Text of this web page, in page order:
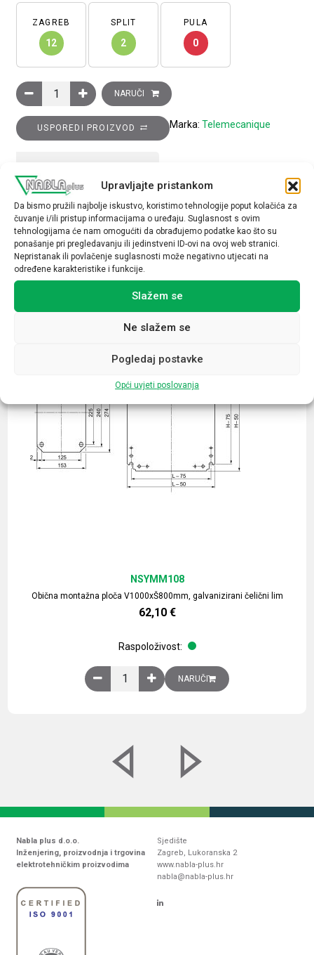
Upravljajte pristankom
Da bismo pružili najbolje iskustvo, koristimo tehnologije poput kolačića za
čuvanje i/ili pristup informacijama o uređaju. Suglasnost s ovim
tehnologijama će nam omogućiti da obrađujemo podatke kao što su
ponašanje pri pregledavanju ili jedinstveni ID-ovi na ovoj web stranici.
Nepristanak ili povlačenje suglasnosti može negativno utjecati na
određene karakteristike i funkcije.
Slažem se
Ne slažem se
Pogledaj postavke
Opći uvjeti poslovanja
ZAGREB
12
SPLIT
2
PULA
0
Poluga krajnjeg prekidača s termoplastičnim kotačićem
NARUČI
USPOREDI PROIZVOD Marka: Telemecanique
Povezani proizvodi
Obična montažna ploča V1000xŠ800mm, galvanizirani čelični lim
NSYMM108
62,10 €
Raspoloživost:
Obična montažna ploča V1000xŠ800mm,
NARUČI
Nabla plus d.o.o.
Inženjering, proizvodnja i trgovina
elektrotehničkim proizvodima
Sjedište
Zagreb, Lukoranska 2
www.nabla-plus.hr
nabla@nabla-plus.hr